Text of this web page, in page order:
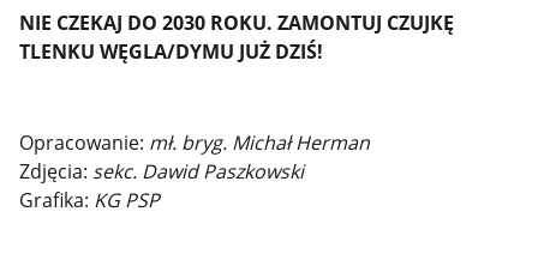
NIE CZEKAJ DO 2030 ROKU. ZAMONTUJ CZUJKĘ
TLENKU WĘGLA/DYMU JUŻ DZIŚ!
Opracowanie: mł. bryg. Michał Herman
Zdjęcia: sekc. Dawid Paszkowski
Grafika: KG PSP